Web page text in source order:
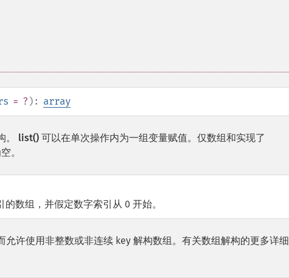
= ? ): array
。 list() 可以在单次操作内为一组变量赋值。仅数组和实现了
。
数组，并假定数字索引从 0 开始。
允许使用非整数或非连续 key 解构数组。有关数组解构的更多详细